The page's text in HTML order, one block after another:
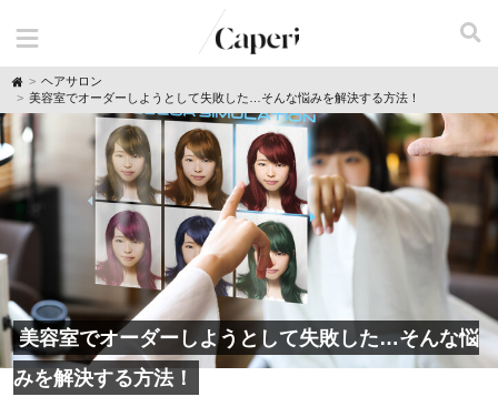
H
o
m
e
ヘアサロン
美容室でオーダーしようとして失敗した…そんな悩みを解決する方法！
美容室でオーダーしようとして失敗した…そんな悩
みを解決する方法！